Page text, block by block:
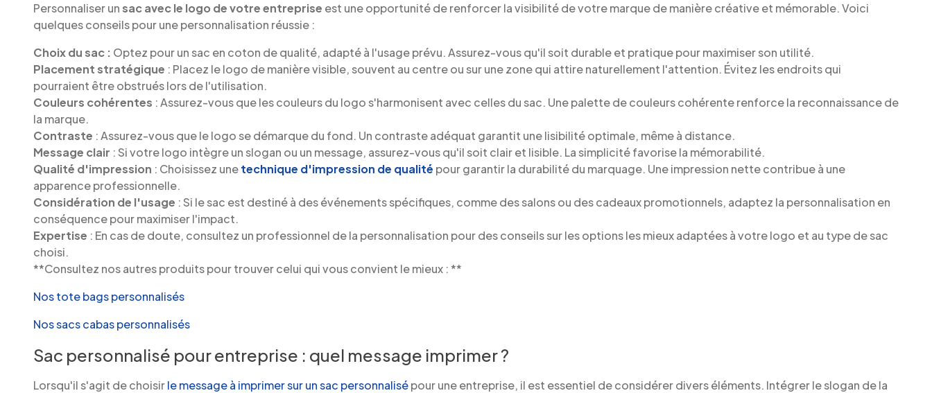
Personnaliser unsac avec le logo de votre entreprise est une opportunité de renforcer la visibilité de votre marque de manière créative et mémorable. Voici
quelques conseils pour une personnalisation réussie :
Choix du sac : Optez pour un sac en coton de qualité, adapté à l'usage prévu. Assurez-vous qu'il soit durable et pratique pour maximiser son utilité.
Placement stratégique : Placez le logo de manière visible, souvent au centre ou sur une zone qui attire naturellement l'attention. Évitez les endroits qui
pourraient être obstrués lors de l'utilisation.
Couleurs cohérentes : Assurez-vous que les couleurs du logo s'harmonisent avec celles du sac. Une palette de couleurs cohérente renforce la reconnaissance de
la marque.
Contraste : Assurez-vous que le logo se démarque du fond. Un contraste adéquat garantit une lisibilité optimale, même à distance.
Message clair : Si votre logo intègre un slogan ou un message, assurez-vous qu'il soit clair et lisible. La simplicité favorise la mémorabilité.
Qualité d'impression : Choisissez unetechnique d'impression de qualité pour garantir la durabilité du marquage. Une impression nette contribue à une
apparence professionnelle.
Considération de l'usage : Si le sac est destiné à des événements spécifiques, comme des salons ou des cadeaux promotionnels, adaptez la personnalisation en
conséquence pour maximiser l'impact.
Expertise : En cas de doute, consultez un professionnel de la personnalisation pour des conseils sur les options les mieux adaptées à votre logo et au type de sac
choisi.
**Consultez nos autres produits pour trouver celui qui vous convient le mieux : **
Nos tote bags personnalisés
Nos sacs cabas personnalisés
Sac personnalisé pour entreprise : quel message imprimer ?
Lorsqu'il s'agit de choisirle message à imprimer sur un sac personnalisépour une entreprise, il est essentiel de considérer divers éléments. Intégrer le slogan de la